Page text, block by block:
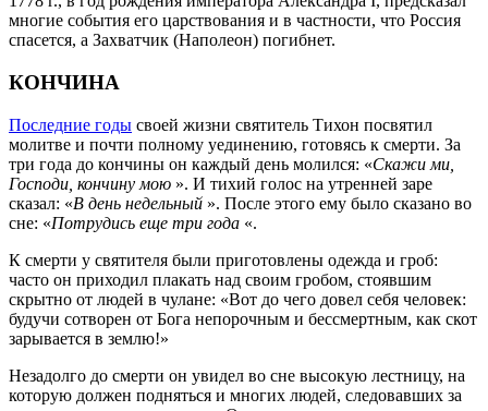
многие события его царствования и в частности, что Россия
спасется, а Захватчик (Наполеон) погибнет.
КОНЧИНА
Последние годы своей жизни святитель Тихон посвятил
молитве и почти полному уединению, готовясь к смерти. За
три года до кончины он каждый день молился: «Скажи ми,
Господи, кончину мою ». И тихий голос на утренней заре
сказал: «В день недельный ». После этого ему было сказано во
сне: «Потрудись еще три года «.
К смерти у святителя были приготовлены одежда и гроб:
часто он приходил плакать над своим гробом, стоявшим
скрытно от людей в чулане: «Вот до чего довел себя человек:
будучи сотворен от Бога непорочным и бессмертным, как скот
зарывается в землю!»
Незадолго до смерти он увидел во сне высокую лестницу, на
которую должен подняться и многих людей, следовавших за